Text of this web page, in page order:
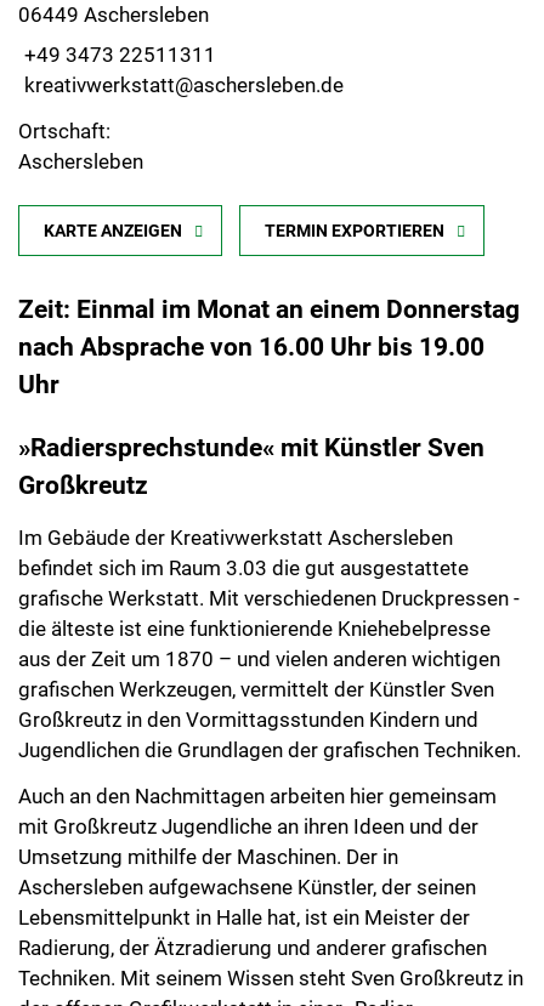
06449 Aschersleben
+49 3473 22511311
kreativwerkstatt@aschersleben.de
Ortschaft:
Aschersleben
KARTE ANZEIGEN TERMIN EXPORTIEREN
Zeit: Einmal im Monat an einem Donnerstag
nach Absprache von 16.00 Uhr bis 19.00
Uhr
»Radiersprechstunde« mit Künstler Sven
Großkreutz
Im Gebäude der Kreativwerkstatt Aschersleben
befindet sich im Raum 3.03 die gut ausgestattete
grafische Werkstatt. Mit verschiedenen Druckpressen -
die älteste ist eine funktionierende Kniehebelpresse
aus der Zeit um 1870 – und vielen anderen wichtigen
grafischen Werkzeugen, vermittelt der Künstler Sven
Großkreutz in den Vormittagsstunden Kindern und
Jugendlichen die Grundlagen der grafischen Techniken.
Auch an den Nachmittagen arbeiten hier gemeinsam
mit Großkreutz Jugendliche an ihren Ideen und der
Umsetzung mithilfe der Maschinen. Der in
Aschersleben aufgewachsene Künstler, der seinen
Lebensmittelpunkt in Halle hat, ist ein Meister der
Radierung, der Ätzradierung und anderer grafischen
Techniken. Mit seinem Wissen steht Sven Großkreutz in